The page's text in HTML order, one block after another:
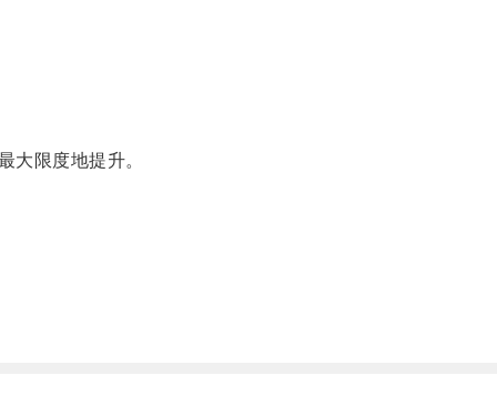
限度地提升。